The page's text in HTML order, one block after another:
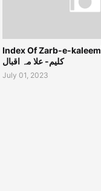
Index Of Zarb-e-kaleem|فہرست ضرب
کلیم- علا مہ اقبال
July 01, 2023